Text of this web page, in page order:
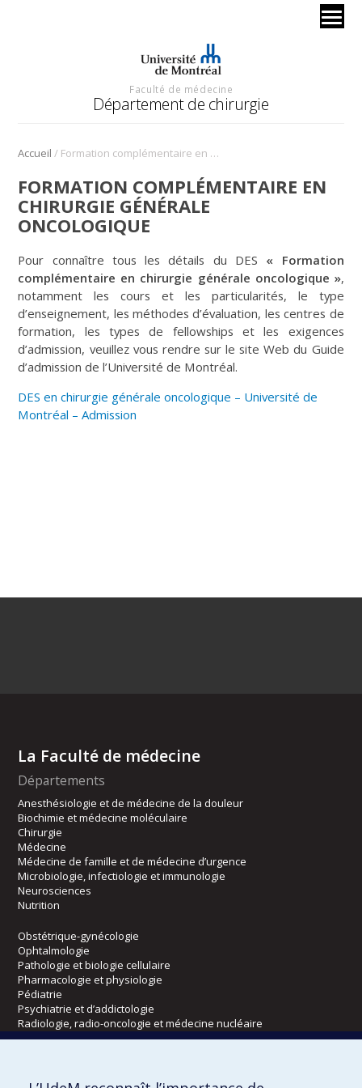
Faculté de médecine
Département de chirurgie
Accueil / Formation complémentaire en chirurgie générale oncologique
FORMATION COMPLÉMENTAIRE EN
CHIRURGIE GÉNÉRALE
ONCOLOGIQUE
Pour connaître tous les détails du DES « Formation
complémentaire en chirurgie générale oncologique »,
notamment les cours et les particularités, le type
d’enseignement, les méthodes d’évaluation, les centres de
formation, les types de fellowships et les exigences
d’admission, veuillez vous rendre sur le site Web du Guide
d’admission de l’Université de Montréal.
DES en chirurgie générale oncologique – Université de
Montréal – Admission
La Faculté de médecine
Départements
Anesthésiologie et de médecine de la douleur
Biochimie et médecine moléculaire
Chirurgie
Médecine
Médecine de famille et de médecine d’urgence
Microbiologie, infectiologie et immunologie
Neurosciences
Nutrition
Obstétrique-gynécologie
Ophtalmologie
Pathologie et biologie cellulaire
Pharmacologie et physiologie
Pédiatrie
Psychiatrie et d’addictologie
Radiologie, radio-oncologie et médecine nucléaire